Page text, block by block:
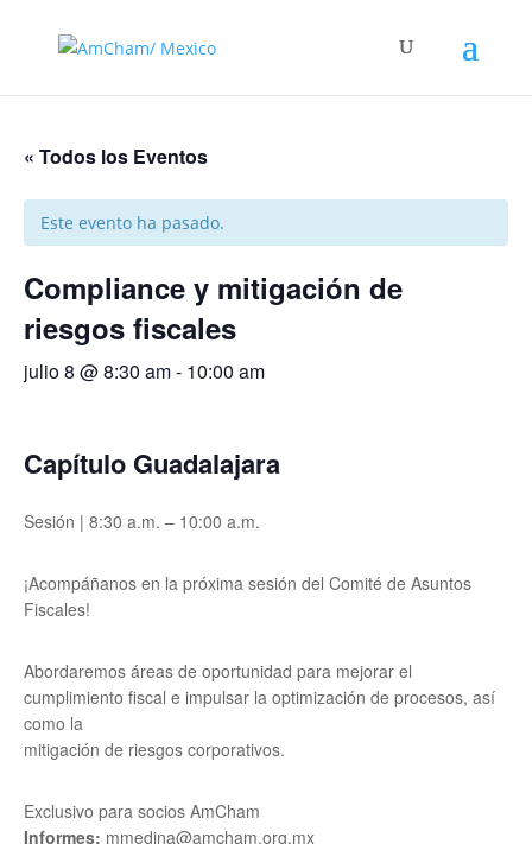
« Todos los Eventos
Este evento ha pasado.
Compliance y mitigación de
riesgos fiscales
julio 8 @ 8:30 am- 10:00 am
Capítulo Guadalajara
Sesión | 8:30 a.m. – 10:00 a.m.
¡Acompáñanos en la próxima sesión del Comité de Asuntos
Fiscales!
Abordaremos áreas de oportunidad para mejorar el
cumplimiento fiscal e impulsar la optimización de procesos, así
como la
mitigación de riesgos corporativos.
Exclusivo para socios AmCham
Informes: mmedina@amcham.org.mx